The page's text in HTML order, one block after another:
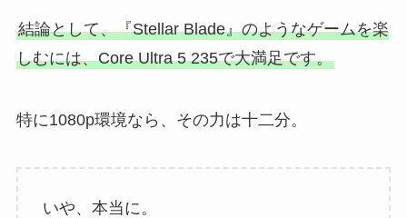
結論として、『Stellar Blade』のようなゲームを楽
しむには、Core Ultra 5 235で大満足です。
特に1080p環境なら、その力は十二分。
いや、本当に。